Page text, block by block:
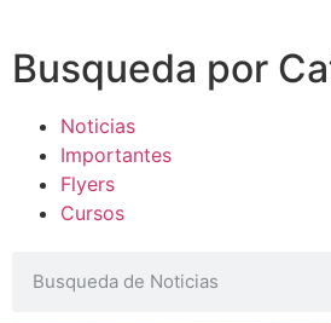
Busqueda por
Noticias
Importantes
Flyers
Cursos